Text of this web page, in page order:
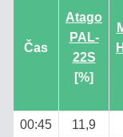
Čas
Atago
PAL-
22S
[%]
00:45 11,9
KONTAKT
Refraktopedie